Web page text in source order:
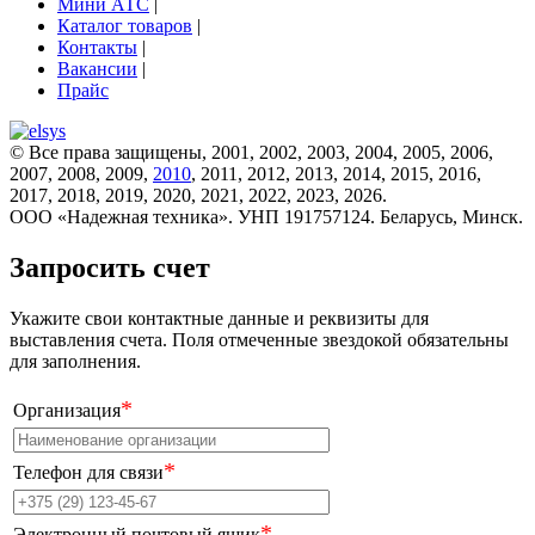
Каталог товаров |
Контакты |
Вакансии |
Прайс
© Все права защищены, 2001, 2002, 2003, 2004, 2005, 2006,
2007, 2008, 2009, 2010, 2011, 2012, 2013, 2014, 2015, 2016,
2017, 2018, 2019, 2020, 2021, 2022, 2023, 2026.
ООО «Надежная техника». УНП 191757124. Беларусь, Минск.
Запросить счет
Укажите свои контактные данные и реквизиты для
выставления счета. Поля отмеченные звездокой обязательны
для заполнения.
Организация*
Телефон для связи*